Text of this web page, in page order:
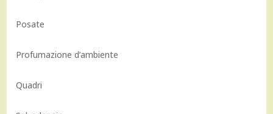
Posate
Profumazione d’ambiente
Quadri